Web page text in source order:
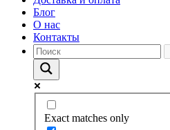
Блог
О нас
Контакты
Exact matches only